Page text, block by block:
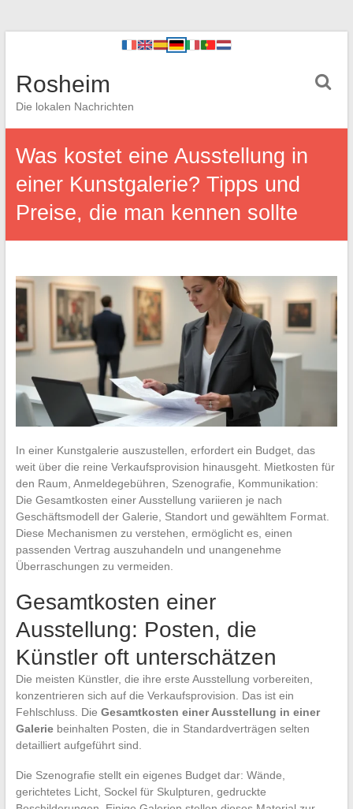
Rosheim
Die lokalen Nachrichten
Was kostet eine Ausstellung in
einer Kunstgalerie? Tipps und
Preise, die man kennen sollte
In einer Kunstgalerie auszustellen, erfordert ein Budget, das
weit über die reine Verkaufsprovision hinausgeht. Mietkosten für
den Raum, Anmeldegebühren, Szenografie, Kommunikation:
Die Gesamtkosten einer Ausstellung variieren je nach
Geschäftsmodell der Galerie, Standort und gewähltem Format.
Diese Mechanismen zu verstehen, ermöglicht es, einen
passenden Vertrag auszuhandeln und unangenehme
Überraschungen zu vermeiden.
Gesamtkosten einer
Ausstellung: Posten, die
Künstler oft unterschätzen
Die meisten Künstler, die ihre erste Ausstellung vorbereiten,
konzentrieren sich auf die Verkaufsprovision. Das ist ein
Fehlschluss. Die Gesamtkosten einer Ausstellung in einer
Galeriebeinhalten Posten, die in Standardverträgen selten
detailliert aufgeführt sind.
Die Szenografie stellt ein eigenes Budget dar: Wände,
gerichtetes Licht, Sockel für Skulpturen, gedruckte